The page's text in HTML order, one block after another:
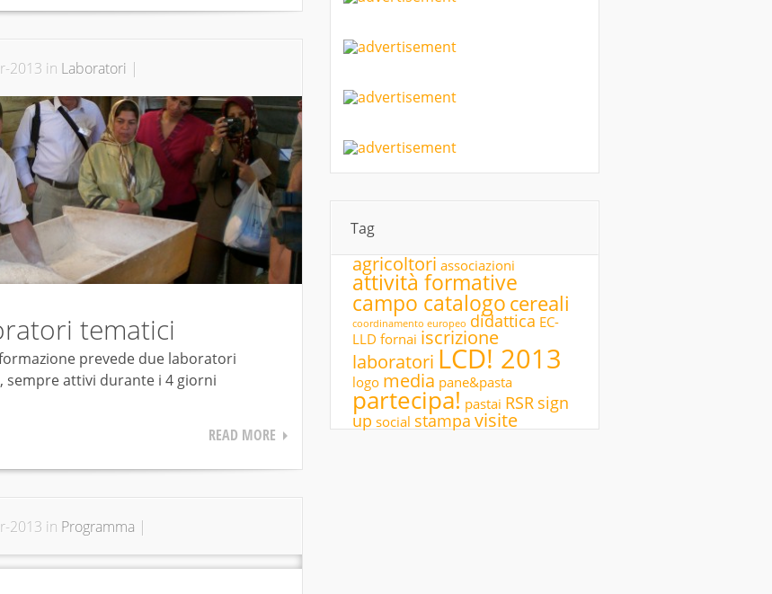
2013 in Laboratori |
tematici
prevede due laboratori
sempre attivi durante i 4 giorni
READ MORE
2013 in Programma |
Tag
agricoltori associazioni
attività formative
campo catalogo cereali
coordinamento europeo didattica EC-
LLD fornai iscrizione
laboratori LCD! 2013
logo media pane&pasta
partecipa! pastai RSR sign
up social stampa visite